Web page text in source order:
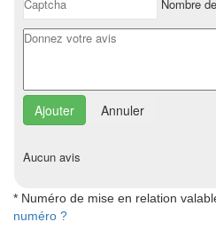
Nombre
Annuler
Aucun avis
* Numéro de mise en relation
numéro ?